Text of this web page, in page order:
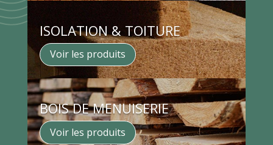
ISOLATION & TOITURE
Voir les produits
BOIS DE MENUISERIE
Voir les produits